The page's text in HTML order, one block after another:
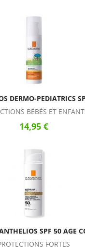
DERMO-PEDIATRICS
BÉBÉS ET
14,95 €
SPF 50 AGE
FORTES